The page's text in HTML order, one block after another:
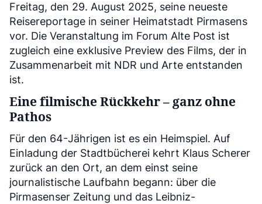
Freitag, den 29. August 2025, seine neueste
Reisereportage in seiner Heimatstadt Pirmasens
vor. Die Veranstaltung im Forum Alte Post ist
zugleich eine exklusive Preview des Films, der in
Zusammenarbeit mit NDR und Arte entstanden
ist.
Eine filmische Rückkehr – ganz ohne
Pathos
Für den 64-Jährigen ist es ein Heimspiel. Auf
Einladung der Stadtbücherei kehrt Klaus Scherer
zurück an den Ort, an dem einst seine
journalistische Laufbahn begann: über die
Pirmasenser Zeitung und das Leibniz-